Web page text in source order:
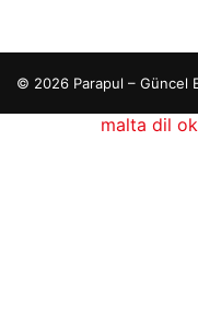
© 2026 Parapul – Güncel
malta dil